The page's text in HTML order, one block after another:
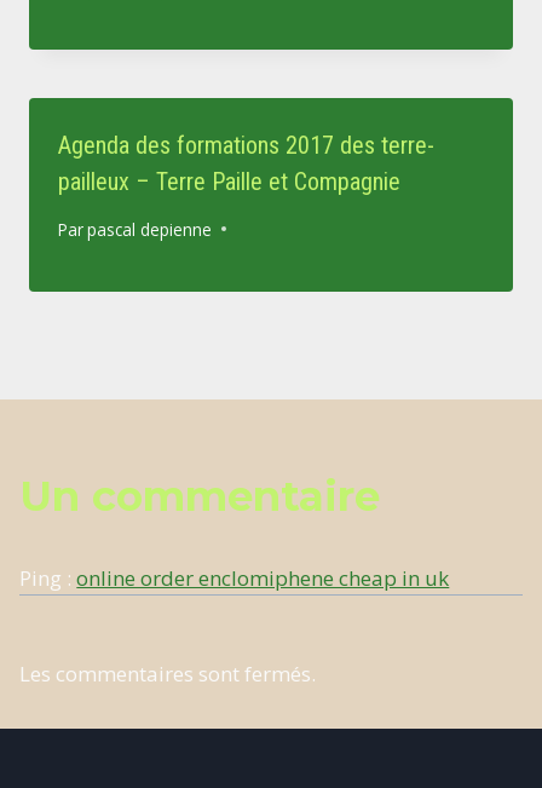
Agenda des formations 2017 des terre-
pailleux – Terre Paille et Compagnie
Parpascal depienne
Un commentaire
Ping :online order enclomiphene cheap in uk
Les commentaires sont fermés.